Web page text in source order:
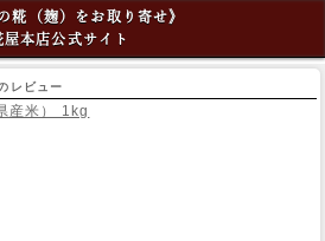
糀（麹）をお取り寄せ》
屋本店公式サイト
レビュー
産米） 1kg